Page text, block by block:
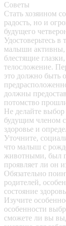
Советы
Стать хозяином
радость, но и
будущего
Удостоверьтесь
малыши
блестящие
телосложение.
это должно быть
должны
потомство
Не делайте
будущим членом
здоровье и
Уточните,
что малыш с
животными, был
проявляет ли он
Обязательно
родителей,
состояние
Изучите
особенности
сможете ли вы